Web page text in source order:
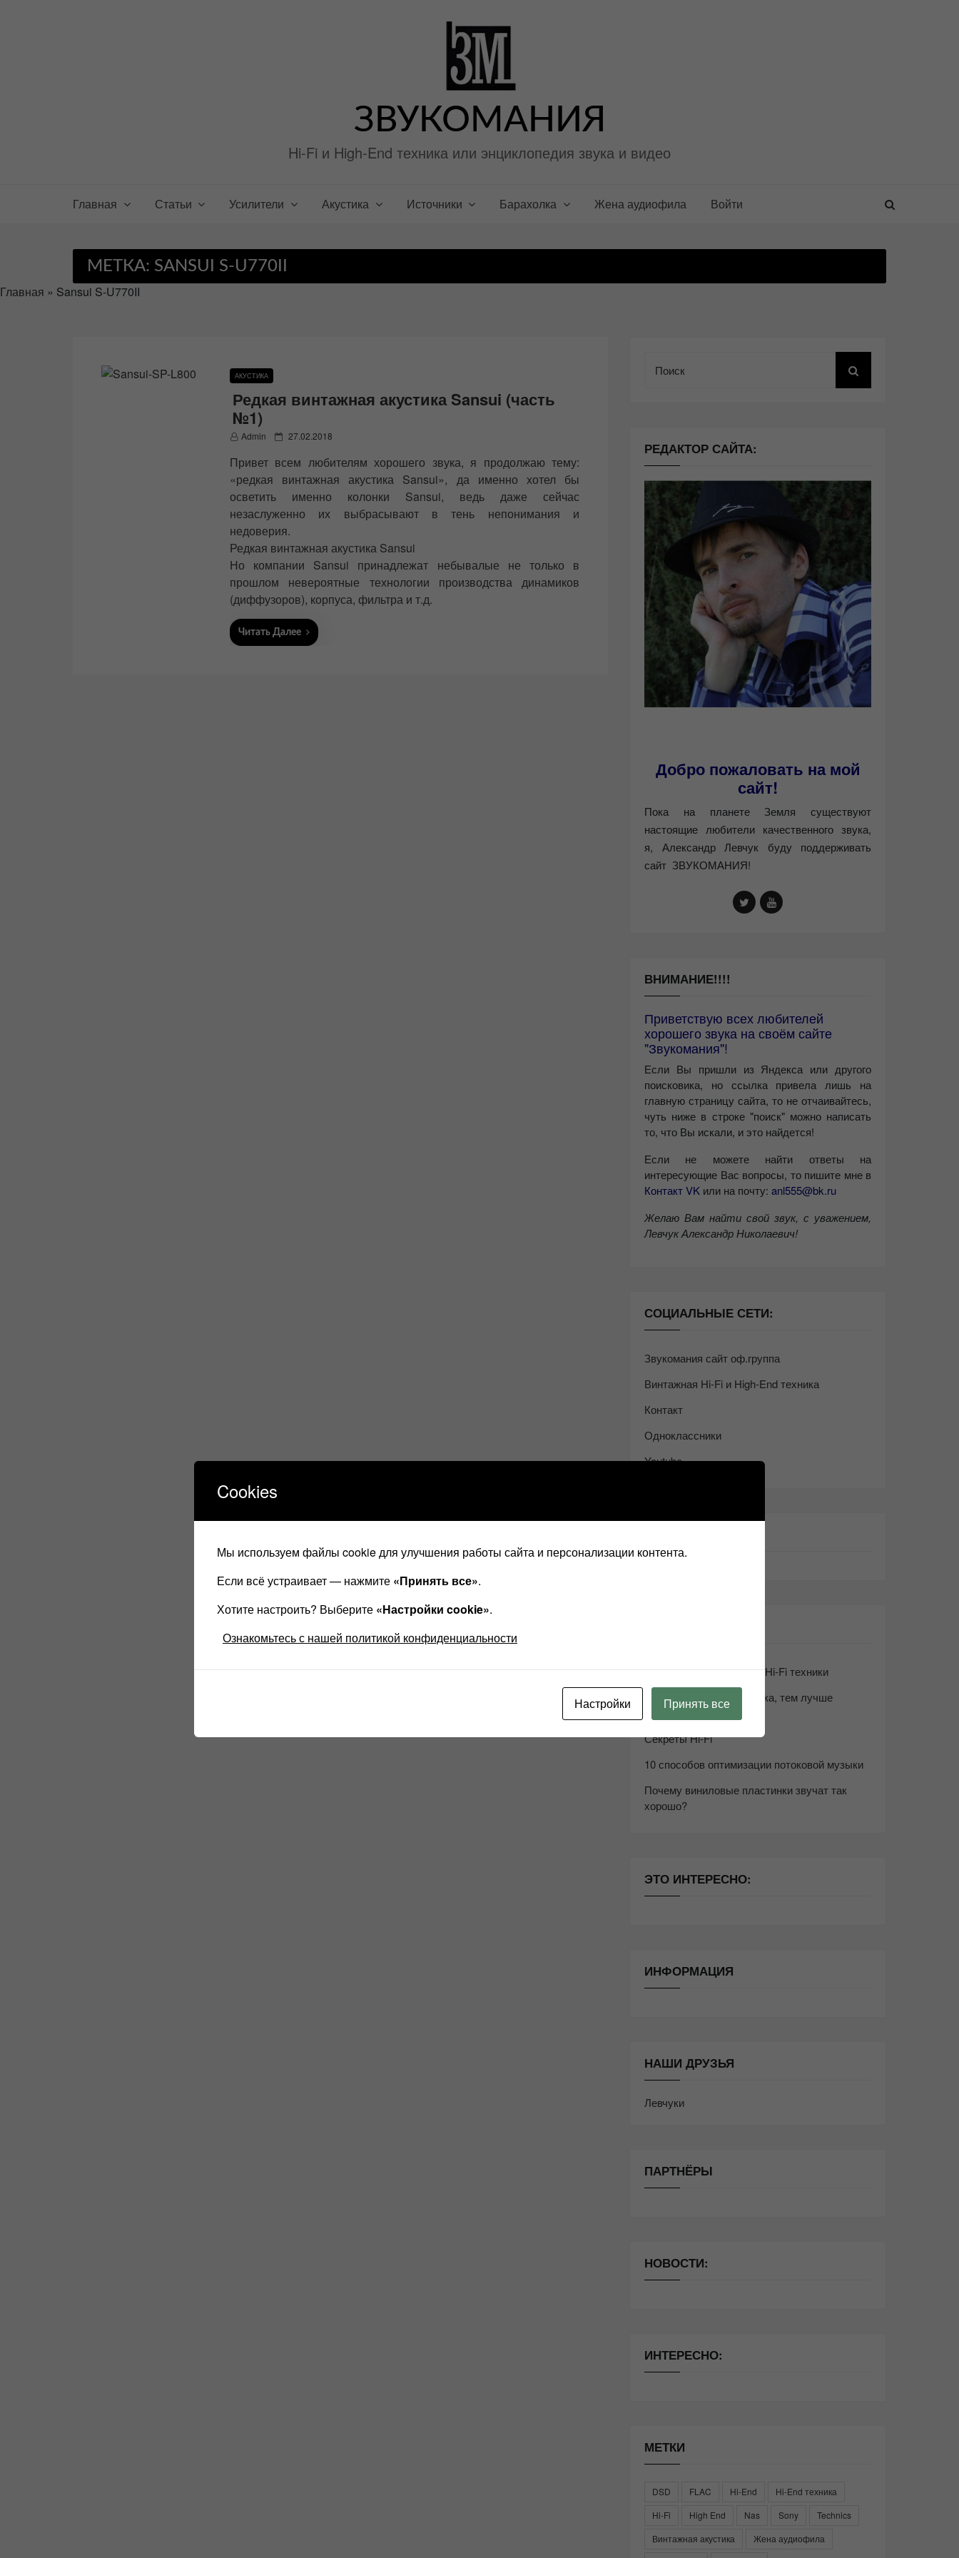
ЗВУКОМАНИЯ
Hi-Fi и High-End техника или энциклопедия звука и видео
Главная Статьи Усилители Акустика Источники Барахолка Жена аудиофила Войти
МЕТКА: SANSUI S-U770II
Главная » Sansui S-U770II
АКУСТИКА
Редкая винтажная акустика Sansui (часть
№1)
Admin
P
s
e
o
27.02.2018
Привет всем любителям хорошего звука, я продолжаю тему:
«редкая винтажная акустика Sansui», да именно хотел бы
осветить именно колонки Sansui, ведь даже сейчас
незаслуженно их выбрасывают в тень непонимания и
недоверия.
Редкая винтажная акустика Sansui
Но компании Sansui принадлежат небывалые не только в
прошлом невероятные технологии производства динамиков
(диффузоров), корпуса, фильтра и т.д.
Читать Далее
РЕДАКТОР САЙТА:
Добро пожаловать на мой
сайт!
Пока на планете Земля существуют
настоящие любители качественного звука,
я, Александр Левчук буду поддерживать
сайт ЗВУКОМАНИЯ!
ВНИМАНИЕ!!!!
Приветствую всех любителей
хорошего звука на своём сайте
"Звукомания"!
Если Вы пришли из Яндекса или другого
поисковика, но ссылка привела лишь на
главную страницу сайта, то не отчаивайтесь,
чуть ниже в строке "поиск" можно написать
то, что Вы искали, и это найдется!
Если не можете найти ответы на
интересующие Вас вопросы, то пишите мне в
Контакт VK или на почту: anl555@bk.ru
Желаю Вам найти свой звук, с уважением,
Левчук Александр Николаевич!
СОЦИАЛЬНЫЕ СЕТИ:
Звукомания сайт оф.группа
Винтажная Hi-Fi и High-End техника
Контакт
Одноклассники
Youtube
Возьмите друга в салон Hi-Fi техники
Чем дороже аудиотехника, тем лучше
звучит?
Секреты Hi-Fi
10 способов оптимизации потоковой музыки
Почему виниловые пластинки звучат так
хорошо?
ЭТО ИНТЕРЕСНО:
ИНФОРМАЦИЯ
НАШИ ДРУЗЬЯ
Левчуки
ПАРТНЁРЫ
НОВОСТИ:
ИНТЕРЕСНО:
МЕТКИ
DSD FLAC Hi-End
Hi-End техника
Hi-Fi
High End Nas Sony
Technics
Винтажная акустика
Жена аудиофила
Cookies
Мы используем файлы cookie для улучшения работы сайта и персонализации контента.
Если всё устраивает — нажмите «Принять все».
Хотите настроить? Выберите «Настройки cookie».
Ознакомьтесь с нашей политикой конфиденциальности
Настройки Принять все